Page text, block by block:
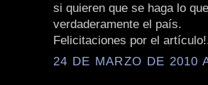
si quieren que se haga lo
verdaderamente el país.
Felicitaciones por el
24 DE MARZO DE 2010